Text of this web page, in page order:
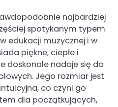
najbardziej
spotykanym typem
edukacji muzycznej i w
piękne, ciepłe i
doskonale nadaje się do
Jego rozmiar jest
co czyni go
dla początkujących,